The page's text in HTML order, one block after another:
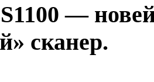
S1100—
сканер.